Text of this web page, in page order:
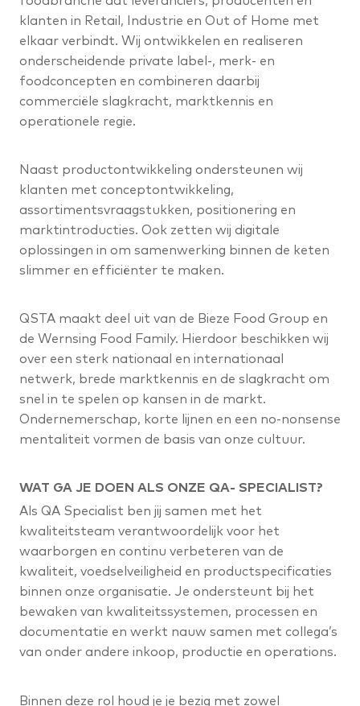
klanten in Retail, Industrie en Out of Home met
elkaar verbindt. Wij ontwikkelen en realiseren
onderscheidende private label-, merk- en
foodconcepten en combineren daarbij
commerciële slagkracht, marktkennis en
operationele regie.
Naast productontwikkeling ondersteunen wij
klanten met conceptontwikkeling,
assortimentsvraagstukken, positionering en
marktintroducties. Ook zetten wij digitale
oplossingen in om samenwerking binnen de keten
slimmer en efficiënter te maken.
QSTA maakt deel uit van de Bieze Food Group en
de Wernsing Food Family. Hierdoor beschikken wij
over een sterk nationaal en internationaal
netwerk, brede marktkennis en de slagkracht om
snel in te spelen op kansen in de markt.
Ondernemerschap, korte lijnen en een no-nonsense
mentaliteit vormen de basis van onze cultuur.
WAT GA JE DOEN ALS ONZE QA- SPECIALIST?
Als QA Specialist ben jij samen met het
kwaliteitsteam verantwoordelijk voor het
waarborgen en continu verbeteren van de
kwaliteit, voedselveiligheid en productspecificaties
binnen onze organisatie. Je ondersteunt bij het
bewaken van kwaliteitssystemen, processen en
documentatie en werkt nauw samen met collega’s
van onder andere inkoop, productie en operations.
Binnen deze rol houd je je bezig met zowel